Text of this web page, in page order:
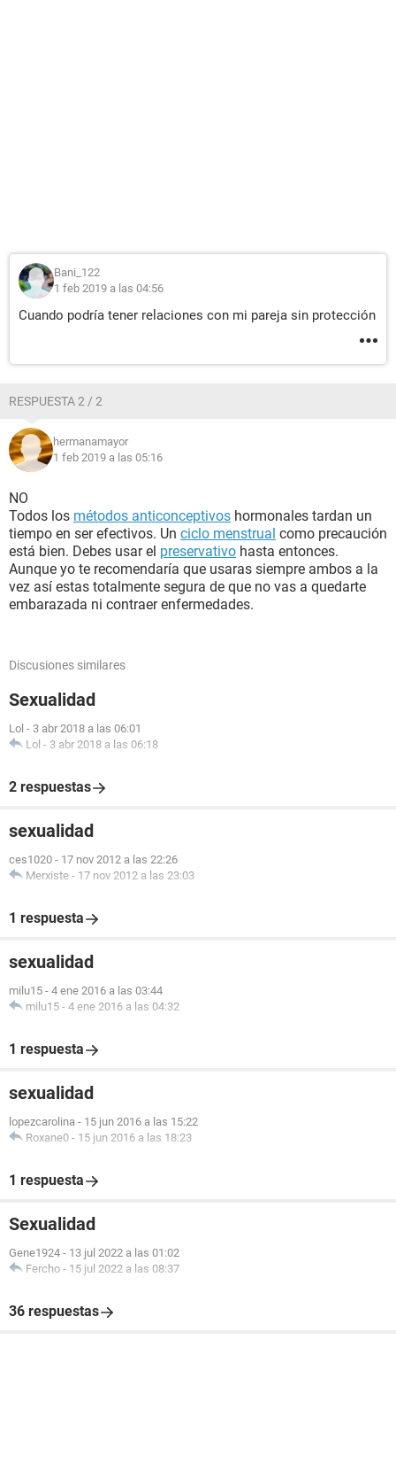
Bani_122
1 feb 2019 a las 04:56
Cuando podría tener relaciones con mi pareja sin protección
RESPUESTA 2 / 2
hermanamayor
1 feb 2019 a las 05:16
NO
Todos los métodos anticonceptivos hormonales tardan un
tiempo en ser efectivos. Un ciclo menstrual como precaución
está bien. Debes usar el preservativo hasta entonces.
Aunque yo te recomendaría que usaras siempre ambos a la
vez así estas totalmente segura de que no vas a quedarte
embarazada ni contraer enfermedades.
Discusiones similares
Sexualidad
Lol - 3 abr 2018 a las 06:01
Lol - 3 abr 2018 a las 06:18
2 respuestas
sexualidad
ces1020 - 17 nov 2012 a las 22:26
Merxiste - 17 nov 2012 a las 23:03
1 respuesta
sexualidad
milu15 - 4 ene 2016 a las 03:44
milu15 - 4 ene 2016 a las 04:32
1 respuesta
sexualidad
lopezcarolina - 15 jun 2016 a las 15:22
Roxane0 - 15 jun 2016 a las 18:23
1 respuesta
Sexualidad
Gene1924 - 13 jul 2022 a las 01:02
Fercho - 15 jul 2022 a las 08:37
36 respuestas